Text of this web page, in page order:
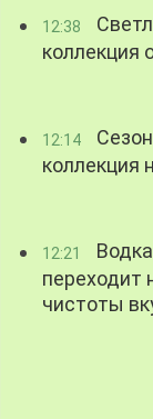
12:38
коллекция
12:14
коллекция
12:21
переходит
чистоты